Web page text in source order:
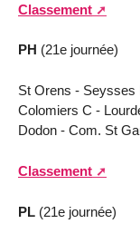
Classement
PH (21e journée)
St Orens - Seysses
Colomiers C -
Dodon - Com. St
Classement
PL (21e journée)